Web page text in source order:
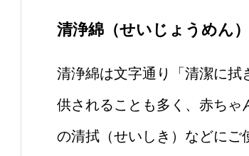
清浄綿（せいじょうめん
清浄綿は文字通り「清潔に
供されることも多く、赤ちゃ
の清拭（せいしき）などに